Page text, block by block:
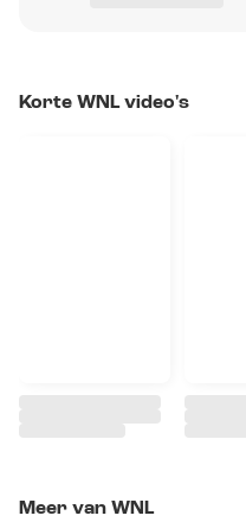
Korte WNL video's
Meer van WNL